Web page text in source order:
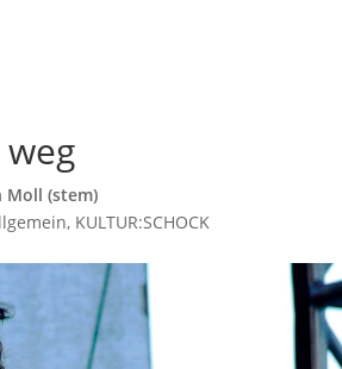
Moll (stem)
, KULTUR:SCHOCK